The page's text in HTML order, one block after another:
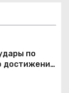
по
достижения